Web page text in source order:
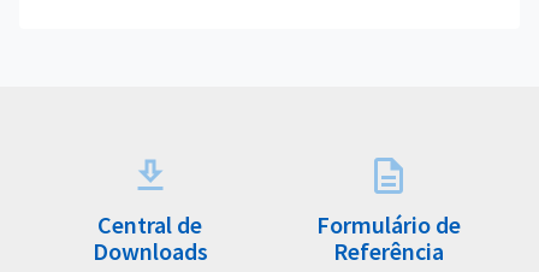
Central de
Downloads
Formulário de
Referência